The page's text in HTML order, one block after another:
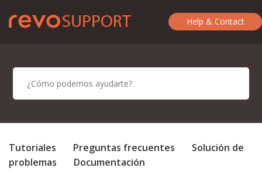
Help & Contact
Tutoriales Preguntas frecuentes
Solución de
problemas
Documentación